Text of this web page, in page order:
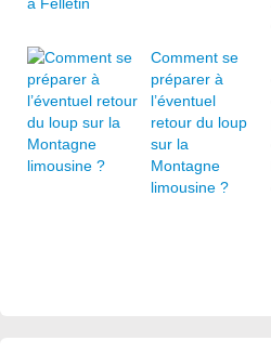
Comment se
préparer à
l’éventuel
retour du loup
sur la
Montagne
limousine ?